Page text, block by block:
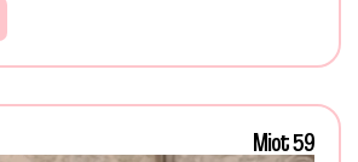
Miot 59